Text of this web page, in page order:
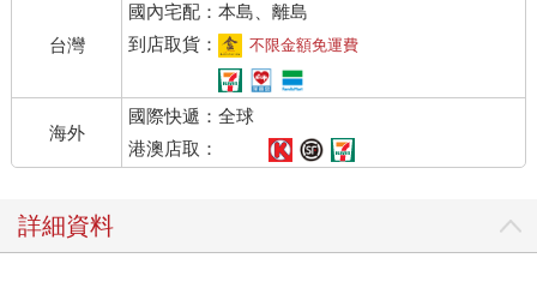
台灣
國內宅配：本島、離島
到店取貨：
不限金額免運費
海外
國際快遞：全球
港澳店取：
詳細資料